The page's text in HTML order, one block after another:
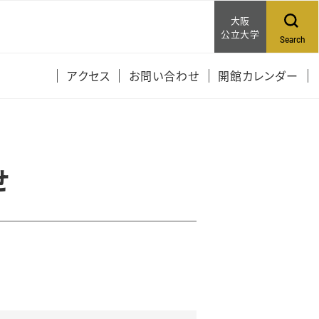
大阪
公立大学
Search
アクセス お問い合わせ 開館カレンダー